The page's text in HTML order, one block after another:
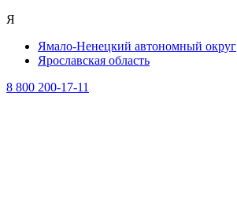
Я
Ямало-Ненецкий автономный округ
Ярославская область
8 800 200-17-11